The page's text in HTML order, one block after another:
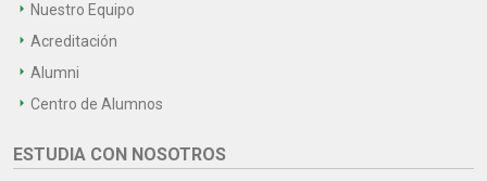
Nuestro Equipo
Acreditación
Alumni
Centro de Alumnos
ESTUDIA CON NOSOTROS